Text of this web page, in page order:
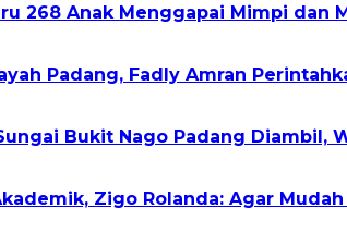
268 Anak Menggapai Mimpi dan
Padang, Fadly Amran
Bukit Nago Padang Diambil,
Zigo Rolanda: Agar